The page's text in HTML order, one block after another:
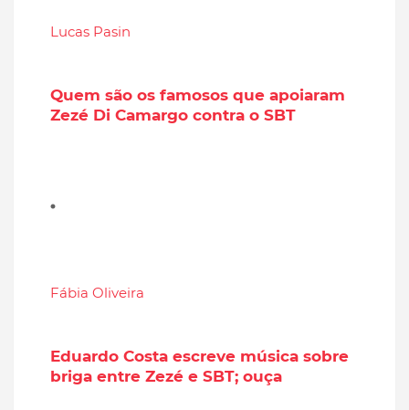
Lucas Pasin
Quem são os famosos que apoiaram
Zezé Di Camargo contra o SBT
Fábia Oliveira
Eduardo Costa escreve música sobre
briga entre Zezé e SBT; ouça